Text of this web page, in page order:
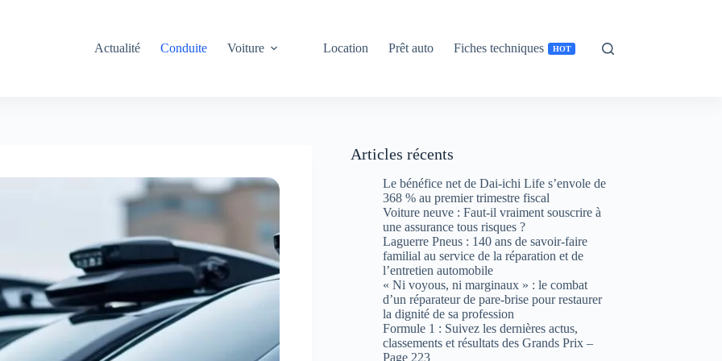
Actualité Conduite Voiture Location Prêt auto Fiches techniques HOT
Articles récents
Le bénéfice net de Dai-ichi Life s’envole de
368 % au premier trimestre fiscal
Voiture neuve : Faut-il vraiment souscrire à
une assurance tous risques ?
Laguerre Pneus : 140 ans de savoir-faire
familial au service de la réparation et de
l’entretien automobile
« Ni voyous, ni marginaux » : le combat
d’un réparateur de pare-brise pour restaurer
la dignité de sa profession
Formule 1 : Suivez les dernières actus,
classements et résultats des Grands Prix –
Page 223